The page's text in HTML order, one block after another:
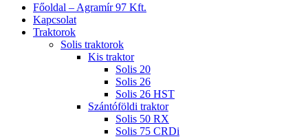
Close
Menu
Főoldal – Agramír 97 Kft.
Kapcsolat
Traktorok
Solis traktorok
Kis traktor
Solis 20
Solis 26
Solis 26 HST
Szántóföldi traktor
Solis 50 RX
Solis 75 CRDi